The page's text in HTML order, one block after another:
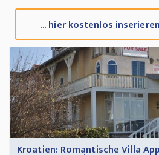
... hier kostenlos
Kroatien: Romantische Villa